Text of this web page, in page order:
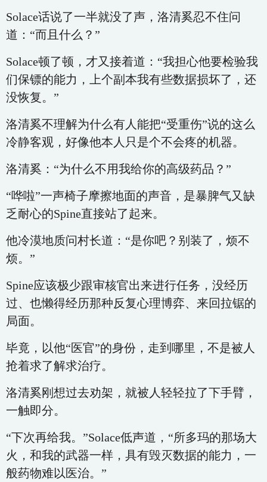
Solace话说了一半就没了声，洛清奚忍不住问
道：“而且什么？”
Solace顿了顿，才又接着道：“我担心他要检验我
们保镖的能力，上个副本我有些数据损坏了，还
没恢复。”
洛清奚不理解为什么有人能把“受重伤”说的这么
冷静客观，好像他本人只是个不会疼的机器。
洛清奚：“为什么不用我给你的高级药品？”
“哗啦”一声椅子摩擦地面的声音，是暴脾气又缺
乏耐心的Spine直接站了起来。
他冷漠地质问村长道：“是你吧？别装了，烦不
烦。”
Spine应该极少跟审核官出来进行任务，没经历
过、也懒得经历那种反复心理博弈、来回拉锯的
局面。
毕竟，以他“医官”的身份，走到哪里，不是被人
抢着求了解求治疗。
洛清奚刚想过去劝架，就被人轻轻拉了下手臂，
一触即分。
“下次再给我。”Solace低声道，“所多玛的那场大
火，和我的武器一样，具有毁灭数据的能力，一
般药物难以医治。”